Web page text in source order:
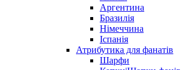
Аргентина
Бразилія
Німеччина
Іспанія
Атрибутика для фанатів
Шарфи